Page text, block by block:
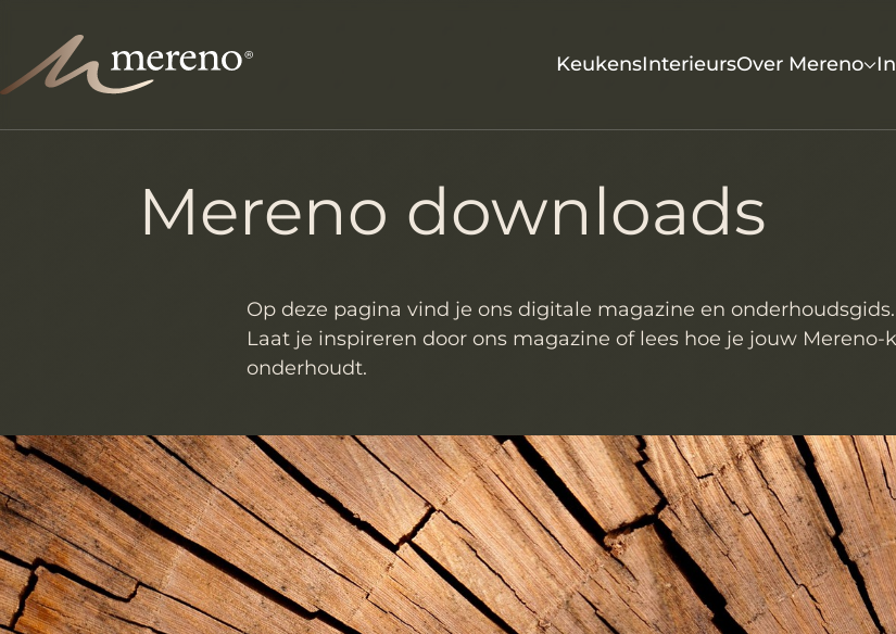
KeukensInterieursOver Mereno
Mereno downloads
Op deze pagina vind je ons digitale magazine en onderhoudsgids.
Laat je inspireren door ons magazine of lees hoe je jouw
onderhoudt.